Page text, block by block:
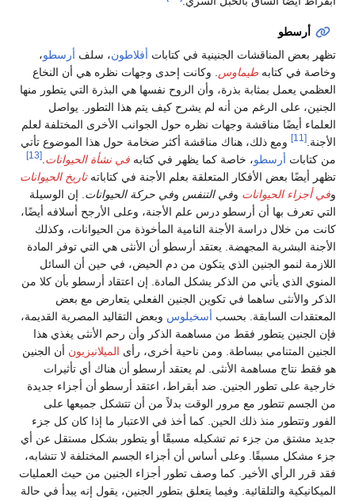
أرسطو
تظهر بعض المناقشات الجنينية في كتابات أفلاطون، سلف أرسطو،
وخاصة في كتابه طيماوس. وكانت إحدى وجهات نظره هي أن النخاع
العظمي يعمل بمثابة بذرة، وأن الروح نفسها هي البذرة التي يتطور منها
الجنين، على الرغم من أنه لم يشرح كيف يتم هذا التطور. يواصل
العلماء أيضًا مناقشة وجهات نظره حول الجوانب الأخرى المختلفة لعلم
الأجنة.[11]
ومع ذلك، هناك مناقشة أكثر ضخامة حول هذا الموضوع تأتي
من كتابات أرسطو، خاصة كما يظهر في كتابه في نشأة الحيوانات.
[13]
تظهر أيضًا بعض الأفكار المتعلقة بعلم الأجنة في كتاباتهتاريخ الحيوانات
وفي أجزاء الحيوانات وفي التنفس وفي حركة الحيوانات. إن الوسيلة
التي تعرف بها أن أرسطو درس علم الأجنة، وعلى الأرجح أسلافه أيضًا،
كانت من خلال دراسة الأجنة النامية المأخوذة من الحيوانات، وكذلك
الأجنة البشرية المجهضة. يعتقد أرسطو أن الأنثى هي التي توفر المادة
اللازمة لنمو الجنين الذي يتكون من دم الحيض، في حين أن السائل
المنوي الذي يأتي من الذكر يشكل المادة. إن اعتقاد أرسطو بأن كلا من
الذكر والأنثى ساهما في تكوين الجنين الفعلي يتعارض مع بعض
المعتقدات السابقة. بحسب أسخيلوس وبعض التقاليد المصرية القديمة،
فإن الجنين يتطور فقط من مساهمة الذكر وأن رحم الأنثى يغذي هذا
الجنين المتنامي ببساطة. ومن ناحية أخرى، رأى الميلانيزيون أن الجنين
هو فقط نتاج مساهمة الأنثى. لم يعتقد أرسطو أن هناك أي تأثيرات
خارجية على تطور الجنين. ضد أبقراط، اعتقد أرسطو أن أجزاء جديدة
من الجسم تتطور مع مرور الوقت بدلاً من أن تتشكل جميعها على
الفور وتتطور منذ ذلك الحين. كما أخذ في الاعتبار ما إذا كان كل جزء
جديد مشتق من جزء تم تشكيله مسبقًا أو يتطور بشكل مستقل عن أي
جزء مشكل مسبقًا. وعلى أساس أن أجزاء الجسم المختلفة لا تتشابه،
فقد قرر الرأي الأخير. كما وصف تطور أجزاء الجنين من حيث العمليات
الميكانيكية والتلقائية. وفيما يتعلق بتطور الجنين، يقول إنه يبدأ في حالة